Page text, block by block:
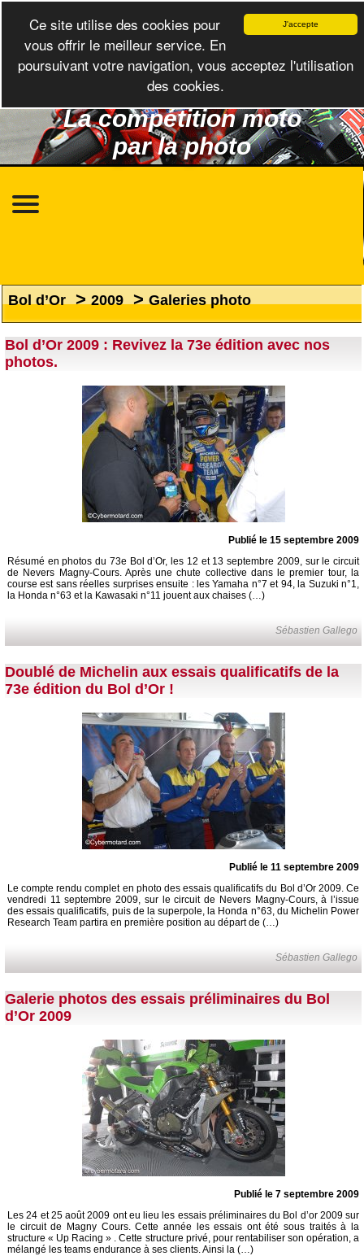
La compétition moto
par la photo
Bol d’Or>2009>Galeries photo
Bol d’Or 2009 : Revivez la 73e édition avec nos
photos.
Publié le 15 septembre 2009
Résumé en photos du 73e Bol d’Or, les 12 et 13 septembre 2009, sur le circuit
de Nevers Magny-Cours. Après une chute collective dans le premier tour, la
course est sans réelles surprises ensuite : les Yamaha n°7 et 94, la Suzuki n°1,
la Honda n°63 et la Kawasaki n°11 jouent aux chaises (…)
Sébastien Gallego
Doublé de Michelin aux essais qualificatifs de la
73e édition du Bol d’Or !
Publié le 11 septembre 2009
Le compte rendu complet en photo des essais qualificatifs du Bol d’Or 2009. Ce
vendredi 11 septembre 2009, sur le circuit de Nevers Magny-Cours, à l’issue
des essais qualificatifs, puis de la superpole, la Honda n°63, du Michelin Power
Research Team partira en première position au départ de (…)
Sébastien Gallego
Galerie photos des essais préliminaires du Bol
d’Or 2009
Publié le 7 septembre 2009
Les 24 et 25 août 2009 ont eu lieu les essais préliminaires du Bol d’or 2009 sur
le circuit de Magny Cours. Cette année les essais ont été sous traités à la
structure « Up Racing » . Cette structure privé, pour rentabiliser son opération, a
mélangé les teams endurance à ses clients. Ainsi la (…)
J'accepte
Ce site utilise des cookies pour
vous offrir le meilleur service. En
poursuivant votre navigation, vous acceptez l'utilisation
des cookies.